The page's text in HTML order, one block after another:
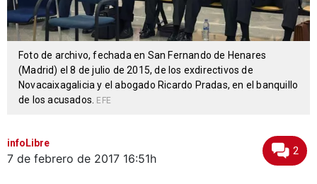
Foto de archivo, fechada en San Fernando de Henares
(Madrid) el 8 de julio de 2015, de los exdirectivos de
Novacaixagalicia y el abogado Ricardo Pradas, en el banquillo
de los acusados.
EFE
infoLibre
7 de febrero de 2017 16:51h
2